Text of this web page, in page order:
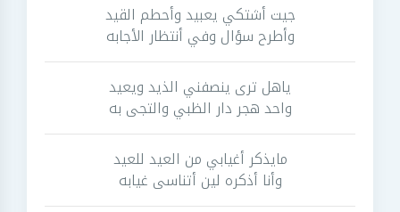
جيت أشتكي يعبيد وأحطم القيد
وأطرح سؤال وفي أنتظار الأجابه
ياهل ترى ينصفني الذيد ويعيد
واحد هجر دار الظبي والتجى به
مايذكر أغيابي من العيد للعيد
وأنا أذكره لين أتناسى غيابه